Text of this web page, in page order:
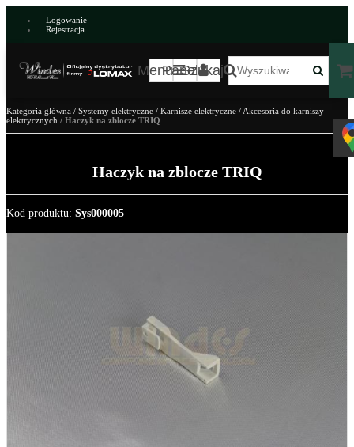
Logowanie
Rejestracja
MenuPanelSzukaj
Kategoria główna / Systemy elektryczne / Karnisze elektryczne / Akcesoria do karniszy
elektrycznych / Haczyk na zblocze TRIQ
Haczyk na zblocze TRIQ
Kod produktu: Sys000005